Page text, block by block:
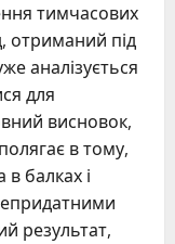
тимчасових
отриманий під
аналізується
для
висновок,
в тому,
балках і
результат,